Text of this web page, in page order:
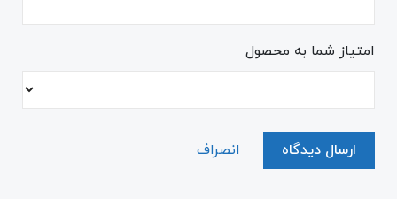
امتیاز شما به محصول
ارسال دیدگاه انصراف